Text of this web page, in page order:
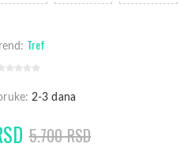
Tref
2-3 dana
5.700 RSD